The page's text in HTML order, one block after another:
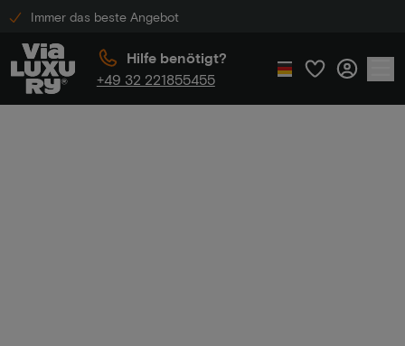
Immer das beste Angebot
Hilfe benötigt?
+49 32 221855455